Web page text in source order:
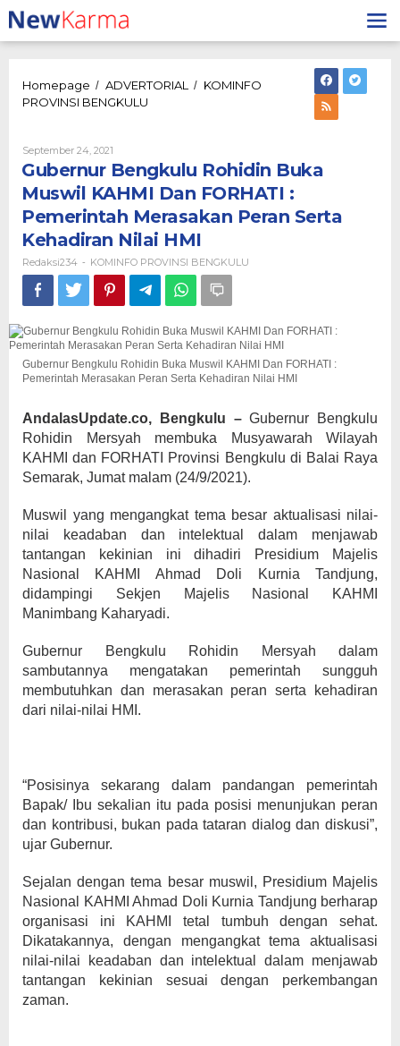
Lewati
ke
konten
Homepage / ADVERTORIAL / KOMINFO
PROVINSI BENGKULU
Muswil
KAHMI
Dan
FORHATI
Pemerintah
Merasakan
Peran
Serta
Kehadiran
Nilai
HMI
September 24, 2021
Redaksi234
Gubernur Bengkulu Rohidin Buka
Muswil KAHMI Dan FORHATI :
Pemerintah Merasakan Peran Serta
Kehadiran Nilai HMI
Redaksi234 - KOMINFO PROVINSI BENGKULU
Gubernur Bengkulu Rohidin Buka Muswil KAHMI Dan FORHATI :
Pemerintah Merasakan Peran Serta Kehadiran Nilai HMI
AndalasUpdate.co, Bengkulu –Gubernur Bengkulu
Rohidin Mersyah membuka Musyawarah Wilayah
KAHMI dan FORHATI Provinsi Bengkulu di Balai Raya
Semarak, Jumat malam (24/9/2021).
Muswil yang mengangkat tema besar aktualisasi nilai-
nilai keadaban dan intelektual dalam menjawab
tantangan kekinian ini dihadiri Presidium Majelis
Nasional KAHMI Ahmad Doli Kurnia Tandjung,
didampingi Sekjen Majelis Nasional KAHMI
Manimbang Kaharyadi.
Gubernur Bengkulu Rohidin Mersyah dalam
sambutannya mengatakan pemerintah sungguh
membutuhkan dan merasakan peran serta kehadiran
dari nilai-nilai HMI.
“Posisinya sekarang dalam pandangan pemerintah
Bapak/ Ibu sekalian itu pada posisi menunjukan peran
dan kontribusi, bukan pada tataran dialog dan diskusi”,
ujar Gubernur.
Sejalan dengan tema besar muswil, Presidium Majelis
Nasional KAHMI Ahmad Doli Kurnia Tandjung berharap
organisasi ini KAHMI tetal tumbuh dengan sehat.
Dikatakannya, dengan mengangkat tema aktualisasi
nilai-nilai keadaban dan intelektual dalam menjawab
tantangan kekinian sesuai dengan perkembangan
zaman.